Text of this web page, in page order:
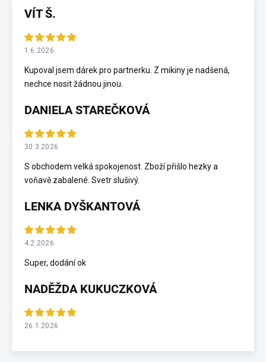
VÍT Š.
1.6.2026
Kupoval jsem dárek pro partnerku. Z mikiny je nadšená,
nechce nosit žádnou jinou.
DANIELA STAREČKOVÁ
30.3.2026
S obchodem velká spokojenost. Zboží přišlo hezky a
voňavě zabalené. Svetr slušivý.
LENKA DYŠKANTOVÁ
4.2.2026
Super, dodání ok
NADĚŽDA KUKUCZKOVÁ
26.1.2026